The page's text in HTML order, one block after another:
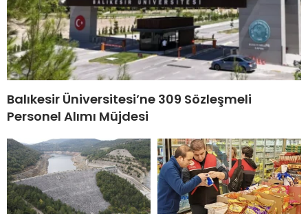
Balıkesir Üniversitesi’ne 309 Sözleşmeli
Personel Alımı Müjdesi